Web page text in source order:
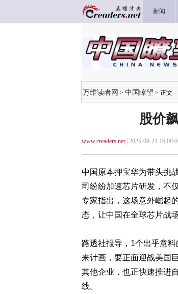
新闻
万维读者网 > 中国瞭望 > 正文
股价
www.creaders.net| 2025-09-21
中国原本押宝华为带头挑
司纷纷加速芯片研发，不
专家指出，这场意外崛起
态，让中国在全球芯片战
路透社报导，1个出乎意
来计画，要正面迎战美国
其他企业，也正快速推进
线。